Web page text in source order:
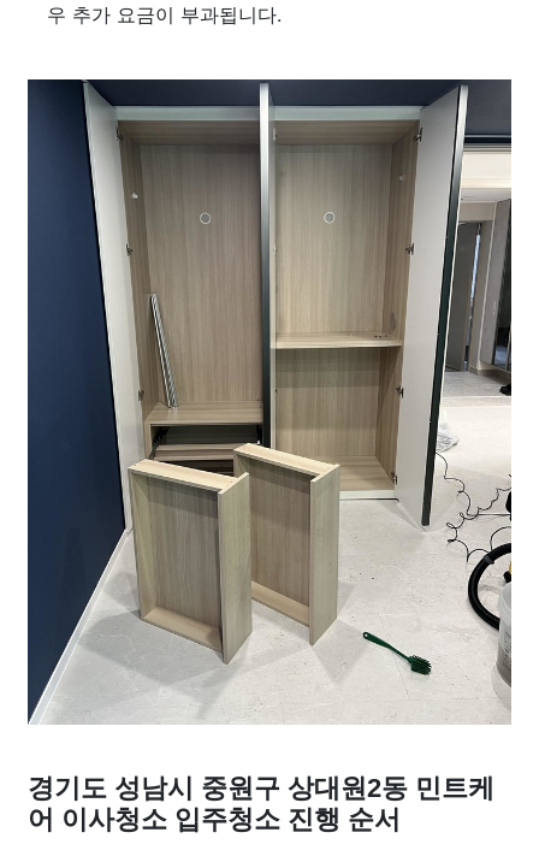
우 추가 요금이 부과됩니다.
경기도 성남시 중원구 상대원2동 민트케
어 이사청소 입주청소 진행 순서